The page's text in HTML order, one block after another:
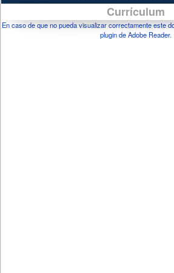
Currículum
En caso de que no pueda visualizar correctamente este
plugin de Adobe Reader.